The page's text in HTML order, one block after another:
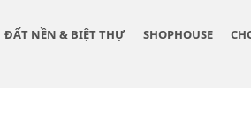
ĐẤT NỀN & BIỆT THỰ SHOPHOUSE